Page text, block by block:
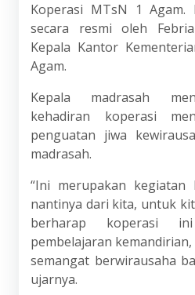
Koperasi MTsN 1 Agam.
secara resmi oleh
Kepala Kantor
Agam.
Kepala madrasah
kehadiran koperasi
penguatan jiwa
madrasah.
“Ini merupakan kegiatan
nantinya dari kita, untuk
berharap koperasi
pembelajaran
semangat berwirausaha
ujarnya.